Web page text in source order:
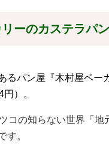
ーのカステラパン
るパン屋『木村屋ベー
）。
コの知らない世界「地
す。